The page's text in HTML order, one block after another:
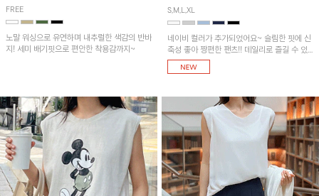
FREE
노말 워싱으로 유연하며 내추럴한 색감의 반바
지! 세미 배기핏으로 편안한 착용감까지~
S,M,L,XL
네이비 컬러가 추가되었어요~ 슬림한 핏에 신
축성 좋아 짱편한 팬츠!! 데일리로 즐길 수 있
는 기본 컬러들로 준비했어요~